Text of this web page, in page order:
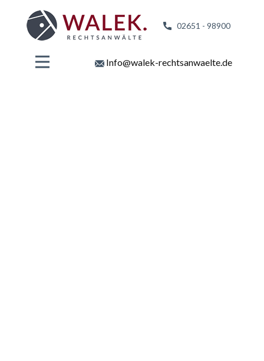
02651 - 98900
Info@walek-rechtsanwaelte.de